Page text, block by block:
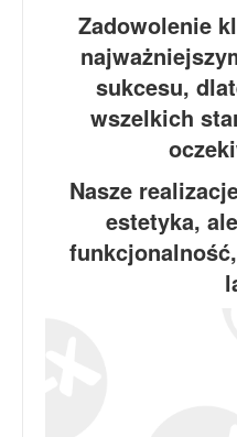
Zadowolenie
sukcesu,
wszelkich
Nasze
estetyka,